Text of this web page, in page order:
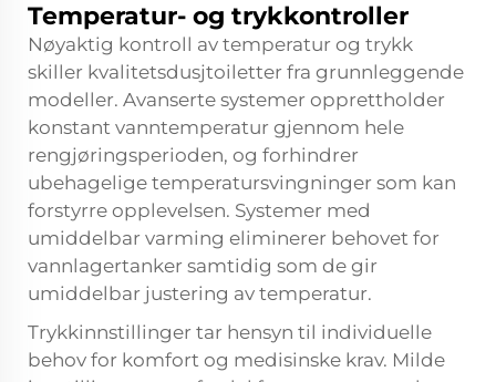
Temperatur- og trykkontroller
Nøyaktig kontroll av temperatur og trykk
skiller kvalitetsdusjtoiletter fra grunnleggende
modeller. Avanserte systemer opprettholder
konstant vanntemperatur gjennom hele
rengjøringsperioden, og forhindrer
ubehagelige temperatursvingninger som kan
forstyrre opplevelsen. Systemer med
umiddelbar varming eliminerer behovet for
vannlagertanker samtidig som de gir
umiddelbar justering av temperatur.
Trykkinnstillinger tar hensyn til individuelle
behov for komfort og medisinske krav. Milde